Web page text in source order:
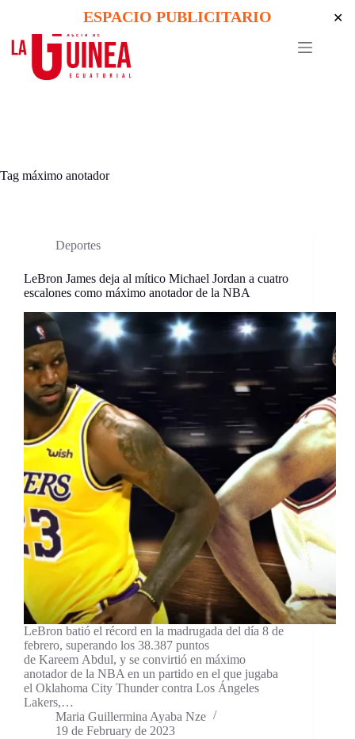
content
ESPACIO PUBLICITARIO ✕
Tag máximo anotador
Deportes
LeBron James deja al mítico Michael Jordan a cuatro
escalones como máximo anotador de la NBA
LeBron batió el récord en la madrugada del día 8 de
febrero, superando los 38.387 puntos
de Kareem Abdul, y se convirtió en máximo
anotador de la NBA en un partido en el que jugaba
el Oklahoma City Thunder contra Los Ángeles
Lakers,…
Maria Guillermina Ayaba Nze
19 de February de 2023